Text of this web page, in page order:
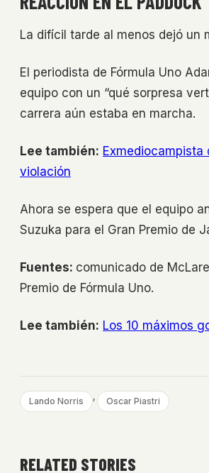
La difícil tarde al menos dejó un
El periodista de Fórmula Uno
equipo con un “qué sorpresa
carrera aún estaba en marcha.
Lee también:
violación
Ahora se espera que el equipo
Suzuka para el Gran Premio de
Fuentes: comunicado de
Premio de Fórmula Uno.
Lee también: Los 10 máximos
Lando Norris , Oscar Piastri
RELATED STORIES